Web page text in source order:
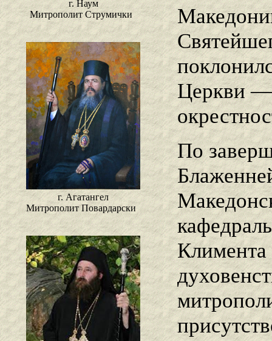
г. Наум
Митрополит Струмички
г. Агатангел
Митрополит Повардарски
Церкви —
По
Климента